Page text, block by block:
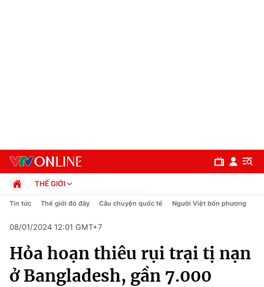
Chuyên mục
Chính trị
THẾ GIỚI
Chính trị
Pháp luật
Kinh tế
Thể thao
Truyền hình
Tin tức Thế giới đó đây Câu chuyện quốc tế Người Việt bốn phương
08/01/2024 12:01 GMT+7
Hỏa hoạn thiêu rụi trại tị nạn
ở Bangladesh, gần 7.000